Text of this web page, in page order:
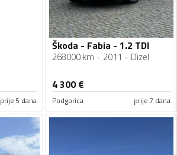
prije 5 dana
Škoda - Fabia - 1.2 TDI
268000 km 2011 Dizel
4 300€
Podgorica prije 7 dana